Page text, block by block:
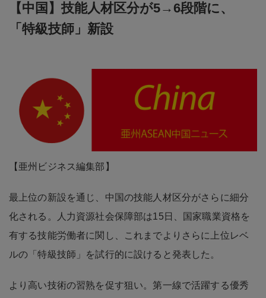
【中国】技能人材区分が5→6段階に、
「特級技師」新設
【亜州ビジネス編集部】
最上位の新設を通じ、中国の技能人材区分がさらに細分
化される。人力資源社会保障部は15日、国家職業資格を
有する技能労働者に関し、これまでよりさらに上位レベ
ルの「特級技師」を試行的に設けると発表した。
より高い技術の習熟を促す狙い。第一線で活躍する優秀